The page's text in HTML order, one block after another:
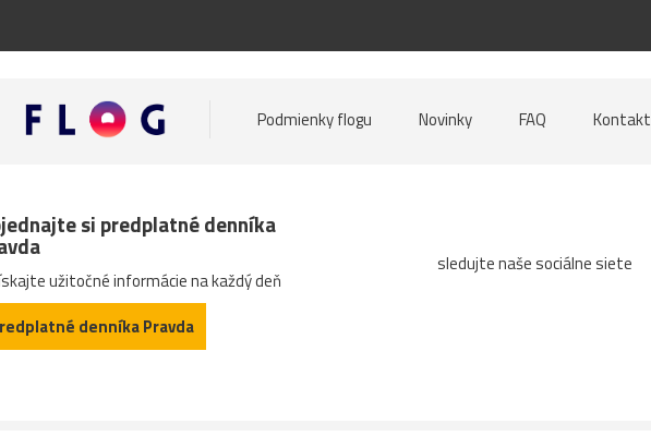
Podmienky flogu Novinky FAQ Kontakt
si predplatné denníka
užitočné informácie na každý deň
denníka Pravda
sledujte naše sociálne siete